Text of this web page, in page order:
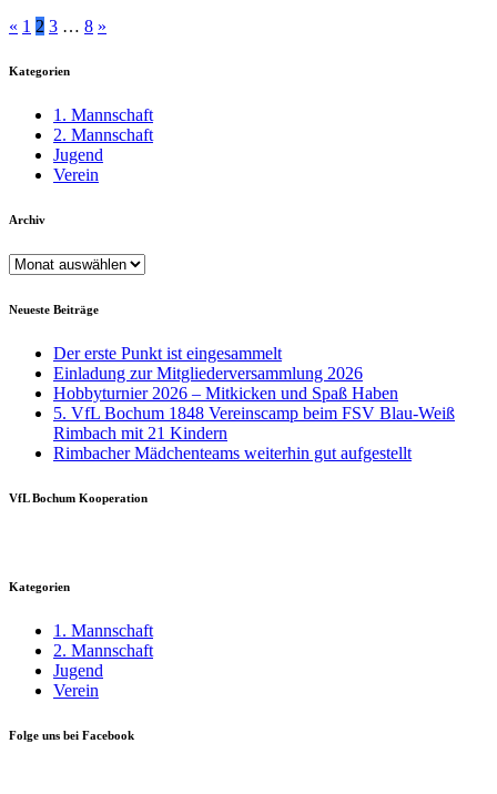
Seitennummerierung
der
« 1 2 3 … 8 »
Kategorien
1. Mannschaft
2. Mannschaft
Jugend
Verein
Archiv
Archiv
Neueste Beiträge
Der erste Punkt ist eingesammelt
Einladung zur Mitgliederversammlung 2026
Hobbyturnier 2026 – Mitkicken und Spaß Haben
5. VfL Bochum 1848 Vereinscamp beim FSV Blau-Weiß
Rimbach mit 21 Kindern
Rimbacher Mädchenteams weiterhin gut aufgestellt
VfL Bochum Kooperation
Kategorien
1. Mannschaft
2. Mannschaft
Jugend
Verein
Folge uns bei Facebook